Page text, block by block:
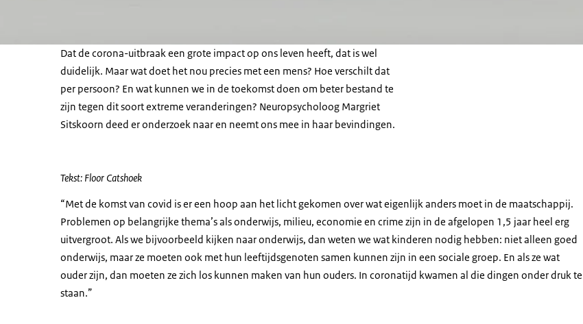
Dat de corona-uitbraak een grote impact op ons leven heeft, dat is wel
duidelijk. Maar wat doet het nou precies met een mens? Hoe verschilt dat
per persoon? En wat kunnen we in de toekomst doen om beter bestand te
zijn tegen dit soort extreme veranderingen? Neuropsycholoog Margriet
Sitskoorn deed er onderzoek naar en neemt ons mee in haar bevindingen.
Tekst: Floor Catshoek
“Met de komst van covid is er een hoop aan het licht gekomen over wat eigenlijk anders moet in de maatschappij.
Problemen op belangrijke thema’s als onderwijs, milieu, economie en crime zijn in de afgelopen 1,5 jaar heel erg
uitvergroot. Als we bijvoorbeeld kijken naar onderwijs, dan weten we wat kinderen nodig hebben: niet alleen goed
onderwijs, maar ze moeten ook met hun leeftijdsgenoten samen kunnen zijn in een sociale groep. En als ze wat
ouder zijn, dan moeten ze zich los kunnen maken van hun ouders. In coronatijd kwamen al die dingen onder druk te
staan.”